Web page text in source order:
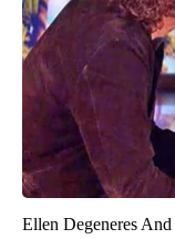
Ellen Degeneres